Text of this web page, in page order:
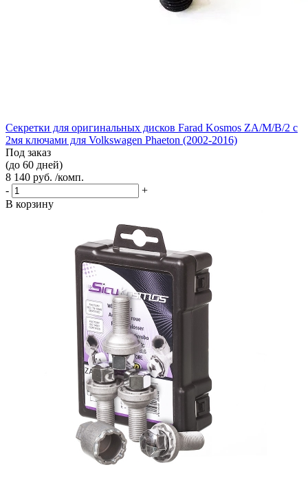
Секретки для оригинальных дисков Farad Kosmos ZA/M/B/2 с
2мя ключами для Volkswagen Phaeton (2002-2016)
Под заказ
(до 60 дней)
8 140 руб. /комп.
-
+
В корзину